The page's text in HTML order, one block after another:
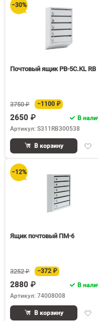
−30%
Почтовый ящик PB-5C.KL RB
3750 ₽ −1100 ₽
2650 ₽
В
Артикул: S311RB300538
В корзину
−12%
Ящик почтовый ПМ-6
3252 ₽ −372 ₽
2880 ₽
В
Артикул: 74008008
В корзину